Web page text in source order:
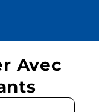
Avec